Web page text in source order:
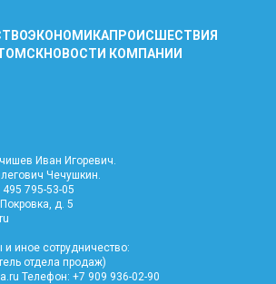
ЭКОНОМИКАПРОИСШЕСТВИЯ
НОВОСТИ КОМПАНИИ
Иван Игоревич.
Чечушкин.
795-53-05
д. 5
иное сотрудничество:
отдела продаж)
Телефон: +7 909 936-02-90